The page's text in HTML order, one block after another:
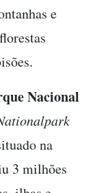
e
Nacional
na
3 milhões